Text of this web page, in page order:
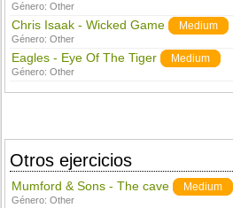
Género:Other
Chris Isaak - Wicked Game Medium
Género:Other
Eagles - Eye Of The Tiger Medium
Género:Other
Otros ejercicios
Mumford & Sons - The cave Medium
Género:Other